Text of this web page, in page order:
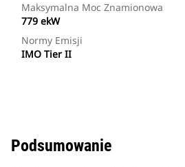
Maksymalna Moc Znamionowa
779 ekW
Normy Emisji
IMO Tier II
Podsumowanie